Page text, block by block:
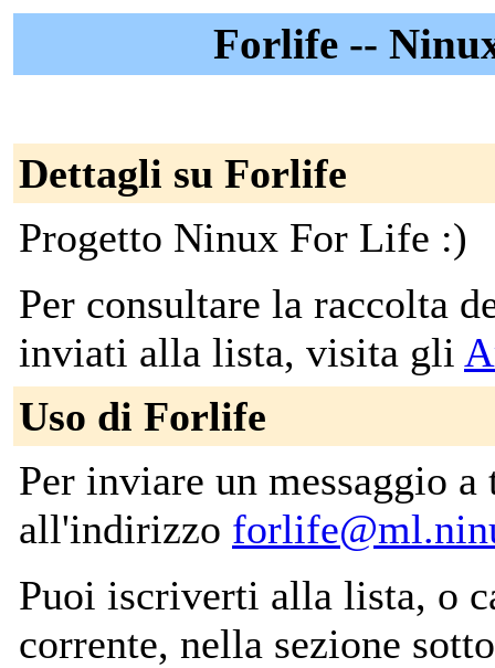
Forlife --
Dettagli su Forlife
Progetto Ninux For Life :)
Per consultare la raccolta
inviati alla lista, visita gli
Uso di Forlife
Per inviare un messaggio
all'indirizzo
Puoi iscriverti alla lista, o
corrente, nella sezione